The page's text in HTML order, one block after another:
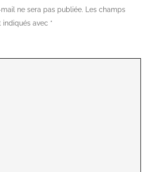
ne sera pas publiée. Les champs
indiqués avec *